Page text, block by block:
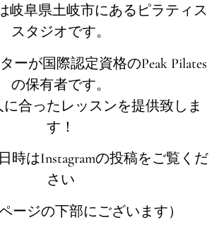
岐阜県土岐市にあるピラティス
スタジオです。
ーが国際認定資格のPeak Pilates
の保有者です。
合ったレッスンを提供致しま
す！
時はInstagramの投稿をご覧くだ
さい
ページの下部にございます）